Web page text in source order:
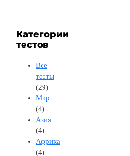
Категории
тестов
Все
тесты
(29)
Мир
(4)
Азия
(4)
Африка
(4)